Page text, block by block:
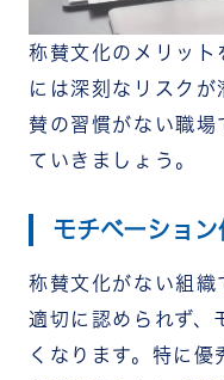
称賛文化のメリッ
には深刻なリスクが
賛の習慣がない職
ていきましょう。
モチベーショ
称賛文化がない組
適切に認められず、
くなります。特に優